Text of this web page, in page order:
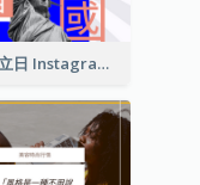
美國獨立日 Instagram 帖子